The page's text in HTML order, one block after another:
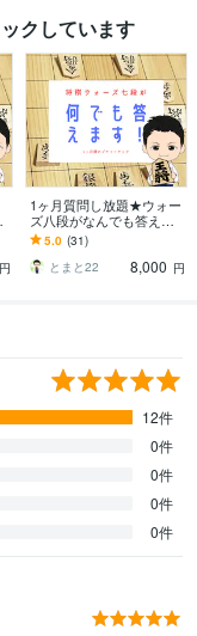
クしています
円
1ヶ月質問し放題★ウォー
ズ八段がなんでも答えま
す どんな質問でも答えま
す。1ヶ月でライバルに差
をつけましょう！
5.0 (31)
とまと22
8,000 円
12件
0件
0件
0件
0件